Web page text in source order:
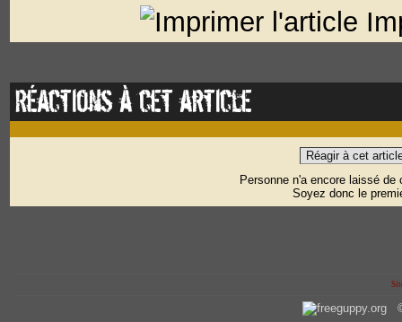
Réactions à cet article
Réagir à cet
Personne n'a encore laissé de
Soyez donc le